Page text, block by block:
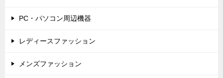
PC・パソコン周辺機器
レディースファッション
メンズファッション